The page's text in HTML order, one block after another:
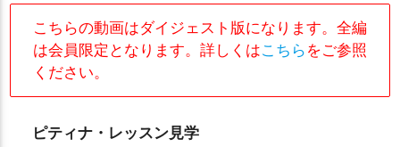
こちらの動画はダイジェスト版になります。全編
は会員限定となります。詳しくはこちら をご参照
ください。
ピティナ・レッスン見学